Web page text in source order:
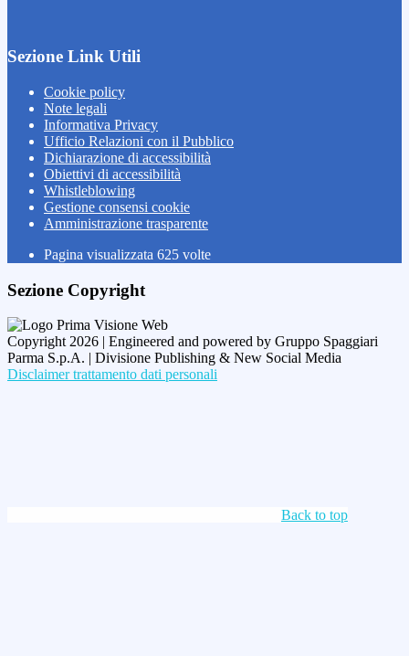
Sezione Link Utili
Cookie policy
Note legali
Informativa Privacy
Ufficio Relazioni con il Pubblico
Dichiarazione di accessibilità
Obiettivi di accessibilità
Whistleblowing
Gestione consensi cookie
Amministrazione trasparente
Pagina visualizzata 625 volte
Sezione Copyright
Copyright 2026 | Engineered and powered by Gruppo Spaggiari
Parma S.p.A. | Divisione Publishing & New Social Media
Disclaimer trattamento dati personali
Back to top